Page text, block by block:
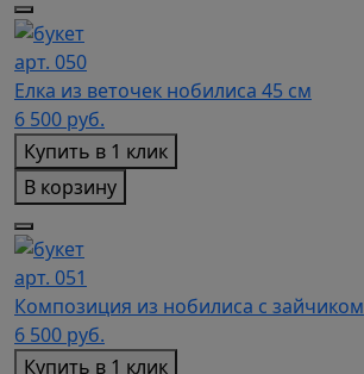
арт. 050
Елка из веточек нобилиса 45 см
6 500 руб.
Купить в 1 клик
В корзину
арт. 051
Композиция из нобилиса с зайчиком
6 500 руб.
Купить в 1 клик